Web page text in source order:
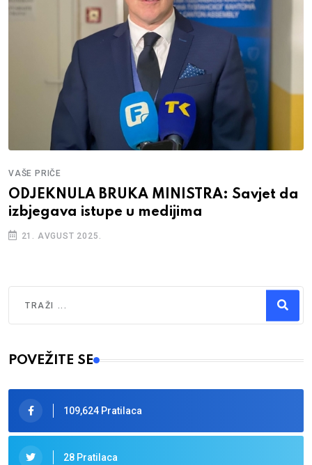
VAŠE PRIČE
ODJEKNULA BRUKA MINISTRA: Savjet da
izbjegava istupe u medijima
21. AVGUST 2025.
Type 2 or more characters for results.
POVEŽITE SE
109,624 Pratilaca
28 Pratilaca